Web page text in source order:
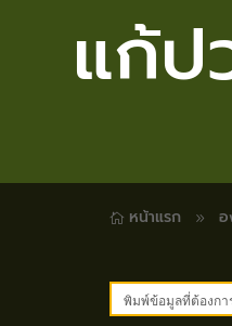
แก้ป
 หน้าแรก 9 อ